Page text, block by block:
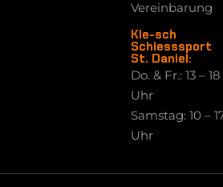
Vereinbarung
Kle-sch
Schiesssport
St. Daniel:
Do. & Fr.: 13 – 18
Uhr
Samstag: 10 –
Uhr